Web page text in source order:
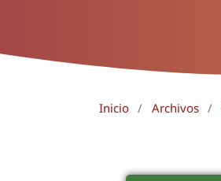
Inicio / Archivos /